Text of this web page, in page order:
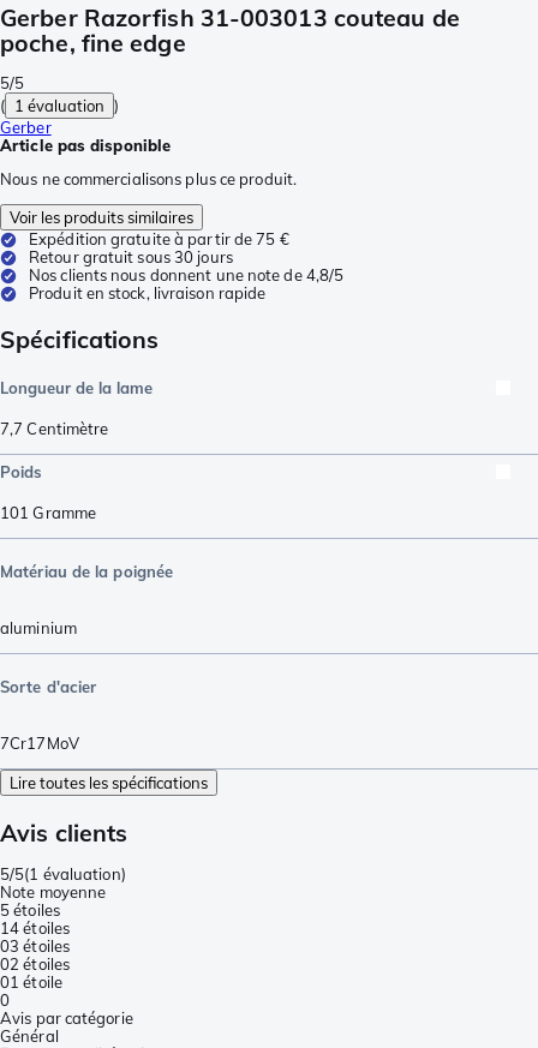
Gerber Razorfish 31-003013 couteau de
poche, fine edge
5/5
( 1 évaluation )
Gerber
Article pas disponible
Nous ne commercialisons plus ce produit.
Voir les produits similaires
Expédition gratuite à partir de 75 €
Retour gratuit sous 30 jours
Nos clients nous donnent une note de 4,8/5
Produit en stock, livraison rapide
Spécifications
Longueur de la lame
7,7 Centimètre
Poids
101 Gramme
Matériau de la poignée
aluminium
Sorte d'acier
7Cr17MoV
Lire toutes les spécifications
Avis clients
5/5(1 évaluation)
Note moyenne
5 étoiles
14 étoiles
03 étoiles
02 étoiles
01 étoile
0
Avis par catégorie
Général